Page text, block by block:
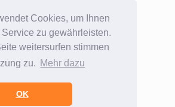
Cookies, um Ihnen
zu gewährleisten.
weitersurfen stimmen
zu. Mehr dazu
OK